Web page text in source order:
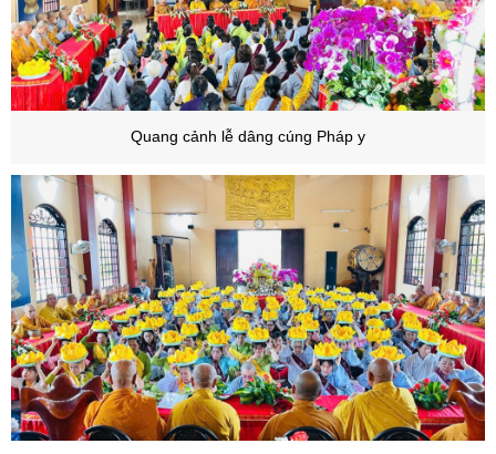
Quang cảnh lễ dâng cúng Pháp y